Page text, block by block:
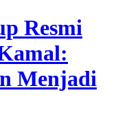
Resmi
Menjadi